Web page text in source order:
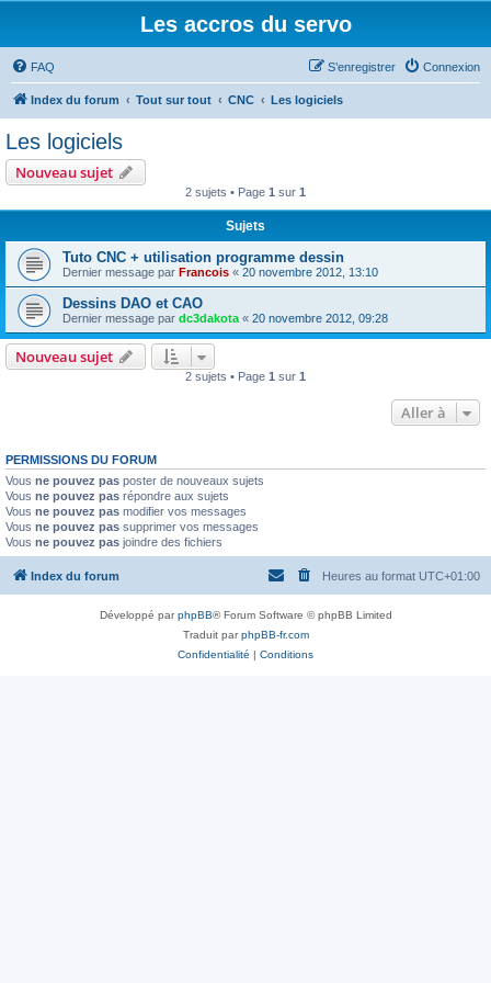
Les accros du servo
FAQ Connexion
S’enregistrer
Index du forum Tout sur tout CNC Les logiciels
Les logiciels
Nouveau sujet
2 sujets • Page 1 sur 1
Sujets
Tuto CNC + utilisation programme dessin
Dernier message par Francois « 20 novembre 2012, 13:10
Dessins DAO et CAO
Dernier message par dc3dakota « 20 novembre 2012, 09:28
Nouveau sujet
2 sujets • Page 1 sur 1
Aller à
PERMISSIONS DU FORUM
Vous ne pouvez pas poster de nouveaux sujets
Vous ne pouvez pas répondre aux sujets
Vous ne pouvez pas modifier vos messages
Vous ne pouvez pas supprimer vos messages
Vous ne pouvez pas joindre des fichiers
Index du forum Heures au format UTC+01:00
Développé parphpBB® Forum Software © phpBB Limited
Traduit parphpBB-fr.com
Confidentialité | Conditions